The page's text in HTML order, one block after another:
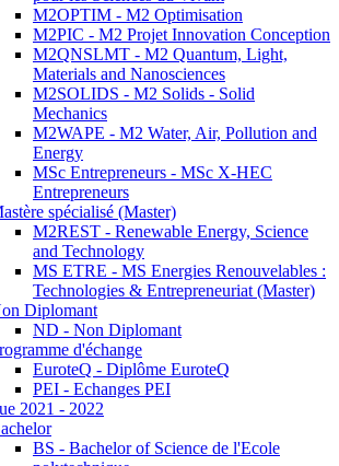
M2OPTIM - M2 Optimisation
M2PIC - M2 Projet Innovation Conception
M2QNSLMT - M2 Quantum, Light,
Materials and Nanosciences
M2SOLIDS - M2 Solids - Solid
Mechanics
M2WAPE - M2 Water, Air, Pollution and
Energy
MSc Entrepreneurs - MSc X-HEC
Entrepreneurs
spécialisé (Master)
M2REST - Renewable Energy, Science
and Technology
MS ETRE - MS Energies Renouvelables :
Technologies & Entrepreneuriat (Master)
Diplomant
ND - Non Diplomant
d'échange
EuroteQ - Diplôme EuroteQ
PEI - Echanges PEI
2021 - 2022
BS - Bachelor of Science de l'Ecole